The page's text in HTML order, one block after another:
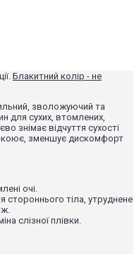
Блакитний колір - не
зволожуючий та
для сухих, втомлених,
знімає відчуття сухості
зменшує дискомфорт
очі.
стороннього тіла, утруднене
слізної плівки.